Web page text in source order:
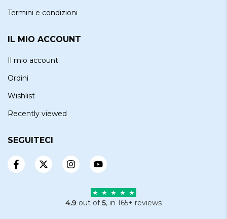
Termini e condizioni
IL MIO ACCOUNT
Il mio account
Ordini
Wishlist
Recently viewed
SEGUITECI
4.9 out of5, in 165+ reviews